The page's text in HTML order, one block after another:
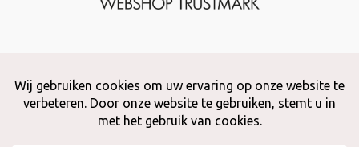
Copyright © 2026 Snuffelstore
Adax BV - 0032 (0)50 66 56 51 -info@snuffelstore.be